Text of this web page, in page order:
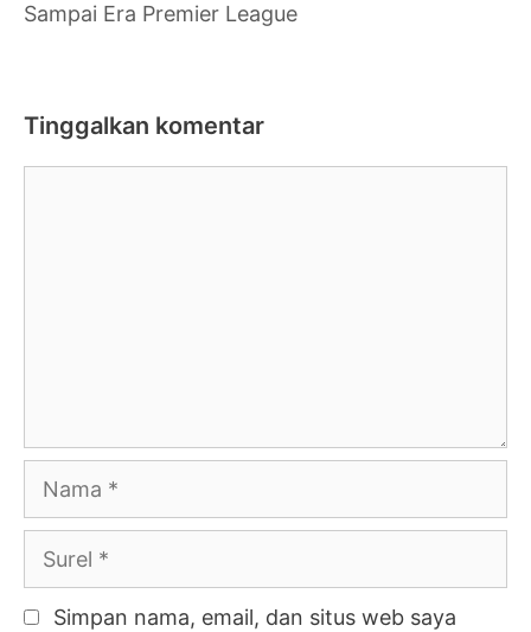
Sampai Era Premier League
Tinggalkan komentar
Nama
Surel
Simpan nama, email, dan situs web saya